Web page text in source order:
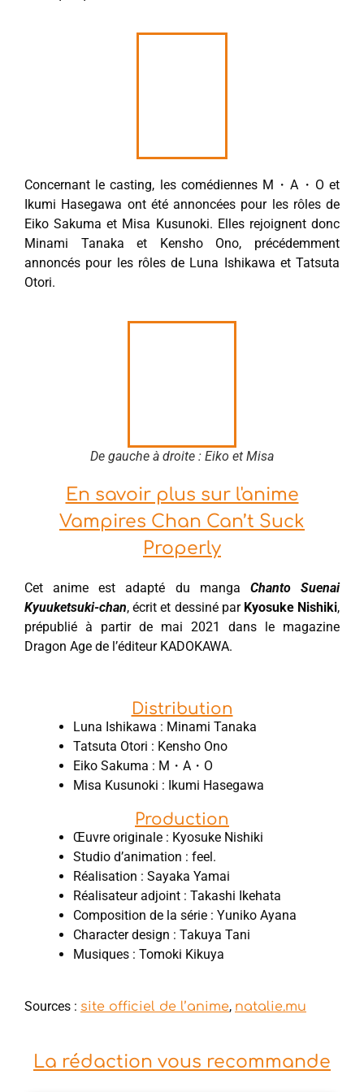
Concernant le casting, les comédiennes M・A・O et
Ikumi Hasegawa ont été annoncées pour les rôles de
Eiko Sakuma et Misa Kusunoki. Elles rejoignent donc
Minami Tanaka et Kensho Ono, précédemment
annoncés pour les rôles de Luna Ishikawa et Tatsuta
Otori.
De gauche à droite : Eiko et Misa
En savoir plus sur l'anime
Vampires Chan Can’t Suck
Properly
Cet anime est adapté du manga Chanto Suenai
Kyuuketsuki-chan, écrit et dessiné par Kyosuke Nishiki,
prépublié à partir de mai 2021 dans le magazine
Dragon Age de l’éditeur KADOKAWA.
Distribution
Luna Ishikawa : Minami Tanaka
Tatsuta Otori : Kensho Ono
Eiko Sakuma : M・A・O
Misa Kusunoki : Ikumi Hasegawa
Production
Œuvre originale : Kyosuke Nishiki
Studio d’animation : feel.
Réalisation : Sayaka Yamai
Réalisateur adjoint : Takashi Ikehata
Composition de la série : Yuniko Ayana
Character design : Takuya Tani
Musiques : Tomoki Kikuya
Sources : site officiel de l’anime, natalie.mu
La rédaction vous recommande